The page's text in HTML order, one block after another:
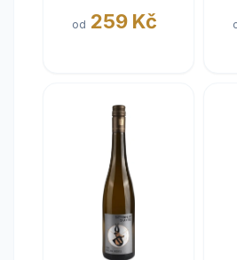
Navarra, bez
od 259 Kč